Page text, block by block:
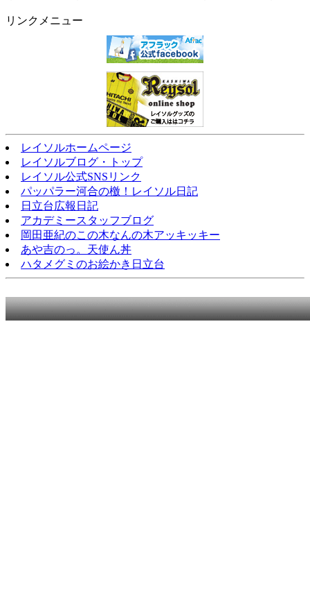
リンクメニュー
レイソルホームページ
レイソルブログ・トップ
レイソル公式SNSリンク
パッパラー河合の檄！レイソル日記
日立台広報日記
アカデミースタッフブログ
岡田亜紀のこの木なんの木アッキッキー
あや吉のっ。天使ん丼
ハタメグミのお絵かき日立台